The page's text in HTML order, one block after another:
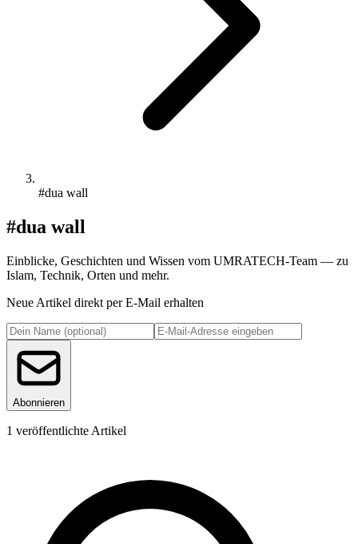
#dua wall
#dua wall
Einblicke, Geschichten und Wissen vom UMRATECH-Team — zu
Islam, Technik, Orten und mehr.
Neue Artikel direkt per E-Mail erhalten
Abonnieren
1 veröffentlichte Artikel